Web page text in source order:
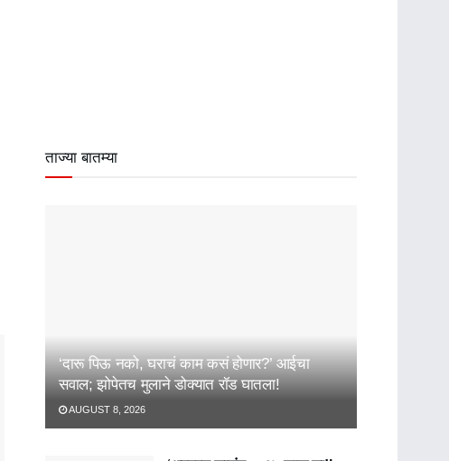
ताज्या बातम्या
‘दारू पिऊ नको, घराचं काम कसं होणार?’ आईचा
सवाल; झोपेतच मुलाने डोक्यात रॉड घातला!
AUGUST 8, 2026